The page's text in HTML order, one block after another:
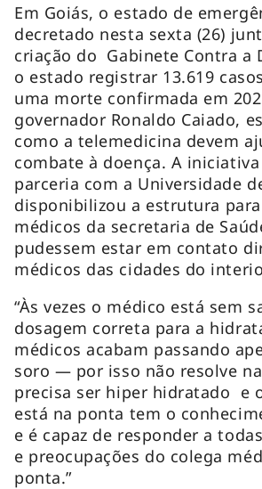
Em Goiás, o estado de
decretado nesta sexta (26)
criação do Gabinete Contra a
o estado registrar 13.619
uma morte confirmada em
governador Ronaldo Caiado,
como a telemedicina devem
combate à doença. A
parceria com a Universidade
disponibilizou a estrutura
médicos da secretaria de
pudessem estar em contato
médicos das cidades do
“Às vezes o médico está sem
dosagem correta para a
médicos acabam passando
soro — por isso não resolve
precisa ser hiper hidratado e
está na ponta tem o
e é capaz de responder a
e preocupações do colega
ponta.”